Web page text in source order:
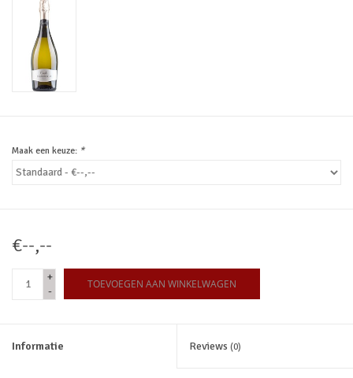
Maak een keuze: *
€--,--
+
-
TOEVOEGEN AAN WINKELWAGEN
Informatie Reviews (0)